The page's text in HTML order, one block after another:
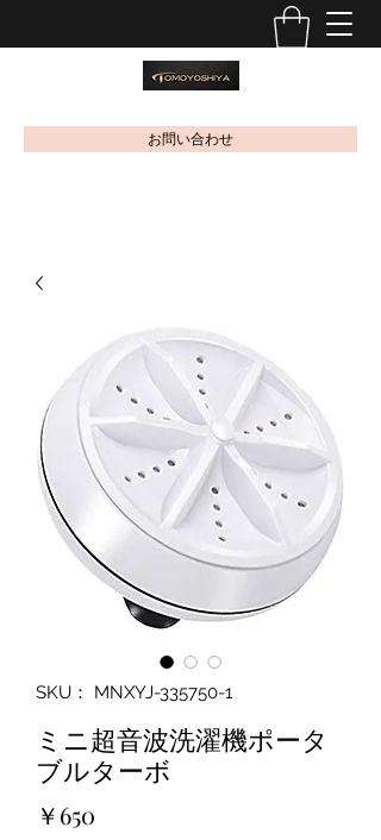
お問い合わせ
SKU： MNXYJ-335750-1
ミニ超音波洗濯機ポータ
ブルターボ
￥650